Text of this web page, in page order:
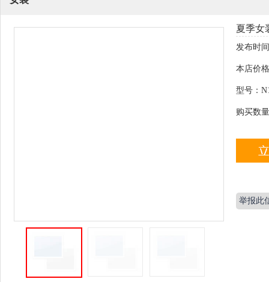
夏季女
发布时
本店价
型号：
购买数量
举报此